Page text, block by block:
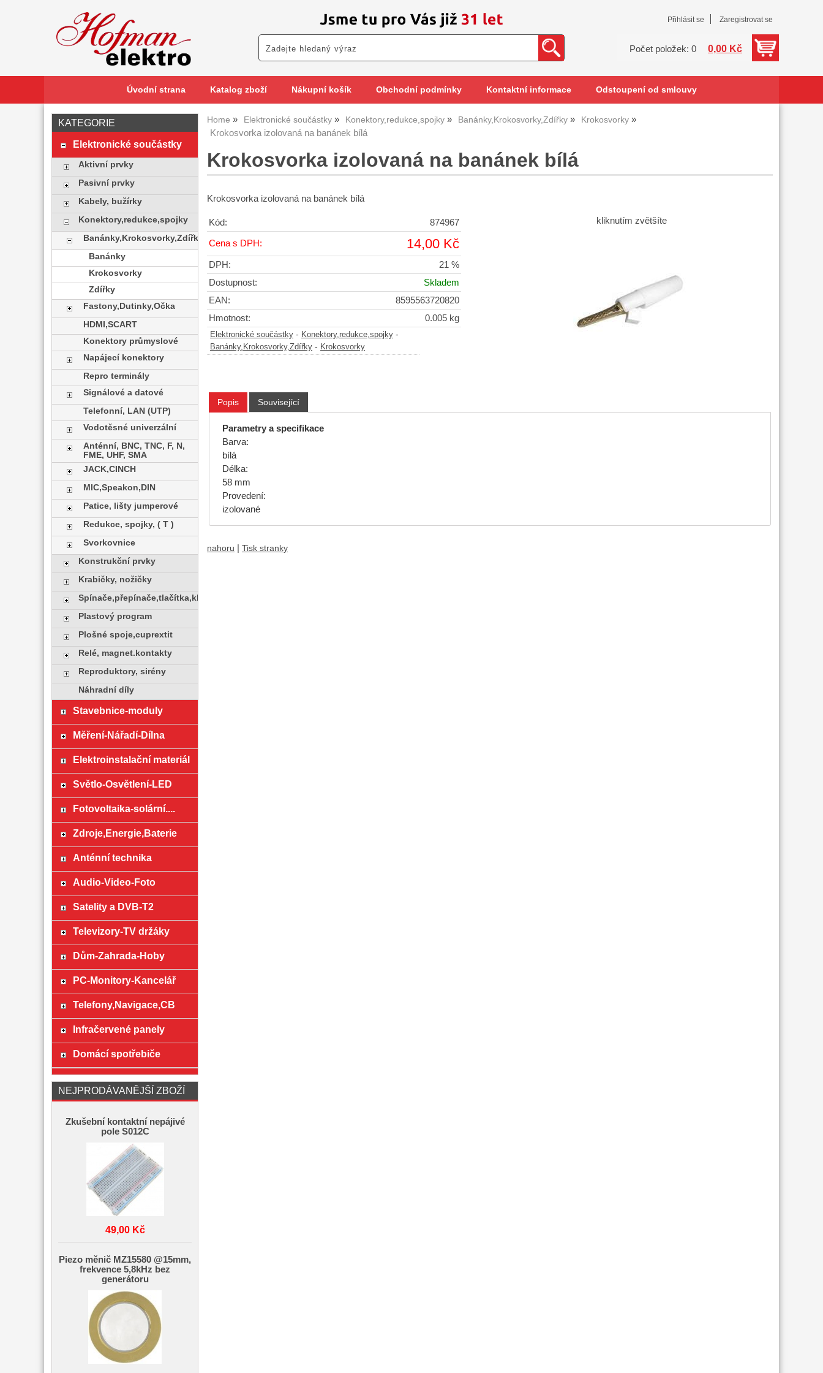
Přihlásit se Zaregistrovat se
Počet položek: 0 0,00 Kč
Úvodní strana Katalog zboží Nákupní košík Obchodní podmínky Kontaktní informace Odstoupení od smlouvy
Home Elektronické součástky Konektory,redukce,spojky Banánky,Krokosvorky,Zdířky Krokosvorky
Krokosvorka izolovaná na banánek bílá
Krokosvorka izolovaná na banánek bílá
Krokosvorka izolovaná na banánek bílá
kliknutím zvětšíte
Kód: 874967
Cena s DPH: 14,00 Kč
DPH:
21 %
Dostupnost:
Skladem
EAN:
8595563720820
Hmotnost:
0.005 kg
Elektronické součástky - Konektory,redukce,spojky -
Banánky,Krokosvorky,Zdířky - Krokosvorky
Popis Související
Parametry a specifikace
Barva:
bílá
Délka:
58 mm
Provedení:
izolované
nahoru Tisk stranky
KATEGORIE
Elektronické součástky
Aktivní prvky
Pasivní prvky
Kabely, bužírky
Konektory,redukce,spojky
Banánky,Krokosvorky,Zdířky
Banánky
Krokosvorky
Zdířky
Fastony,Dutinky,Očka
HDMI,SCART
Konektory průmyslové
Napájecí konektory
Repro terminály
Signálové a datové
Telefonní, LAN (UTP)
Vodotěsné univerzální
Anténní, BNC, TNC, F, N,
FME, UHF, SMA
JACK,CINCH
MIC,Speakon,DIN
Patice, lišty jumperové
Redukce, spojky, ( T )
Svorkovnice
Konstrukční prvky
Krabičky, nožičky
Spínače,přepínače,tlačítka,klávesy
Plastový program
Plošné spoje,cuprextit
Relé, magnet.kontakty
Reproduktory, sirény
Náhradní díly
Stavebnice-moduly
Měření-Nářadí-Dílna
Elektroinstalační materiál
Světlo-Osvětlení-LED
Fotovoltaika-solární....
Zdroje,Energie,Baterie
Anténní technika
Audio-Video-Foto
Satelity a DVB-T2
Televizory-TV držáky
Dům-Zahrada-Hoby
PC-Monitory-Kancelář
Telefony,Navigace,CB
Infračervené panely
Domácí spotřebiče
NEJPRODÁVANĚJŠÍ ZBOŽÍ
Zkušební kontaktní nepájivé
pole S012C
49,00 Kč
Piezo měnič MZ15580 @15mm,
frekvence 5,8kHz bez
generátoru